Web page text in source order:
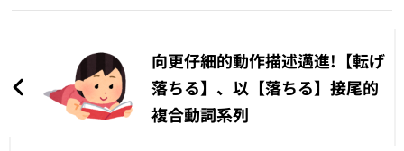
導
向更仔細的動作描述邁進!【転げ
落ちる】、以【落ちる】接尾的
複合動詞系列